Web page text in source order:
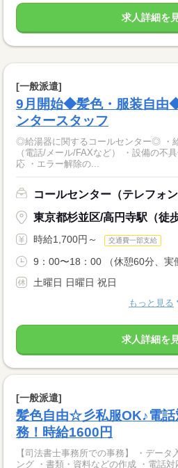
求人詳細を
[一般派遣]
9月開始◆髪色・服装自由
ンタースタッフ
◎給湯器に関するコールセンター◎ ・
（電話/メール/FAXなど） ・設備の不
応 ・エラー解除の...
コールセンター（テレフォ
東京都杉並区/高円寺駅（徒
時給1,700円～ 交通費一部支給
9：00〜18：00 （休憩60分、実
土曜日 日曜日 祝日
もっと見る
求人詳細を
[一般派遣]
髪色自由☆彡私服OK♪電話
務！時給1600円
【司法書士事務所での事務】 ・データ
ング ・書類・資料などの作成 ・電話